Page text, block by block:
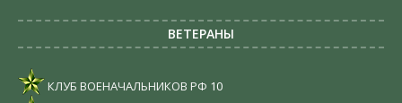
ВЕТЕРАНЫ
КЛУБ ВОЕНАЧАЛЬНИКОВ РФ 10